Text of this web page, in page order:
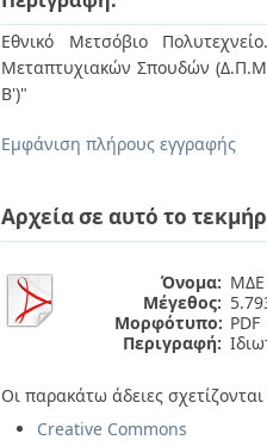
Εθνικό Μετσόβιο
Μεταπτυχιακών Σπουδών
Β')"
Εμφάνιση πλήρους εγγραφής
Αρχεία σε αυτό το
Όνομα:
Μέγεθος:
Μορφότυπο: PDF
Περιγραφή:
Οι παρακάτω άδειες
Creative Commons